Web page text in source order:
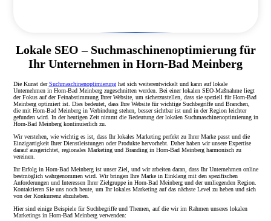
Lokale SEO – Suchmaschinenoptimierung für
Ihr Unternehmen in Horn-Bad Meinberg
Die Kunst derSuchmaschinenoptimierunghat sich weiterentwickelt und kann auf lokale
Unternehmen in Horn-Bad Meinberg zugeschnitten werden. Bei einer lokalen SEO-Maßnahme liegt
der Fokus auf der Feinabstimmung Ihrer Website, um sicherzustellen, dass sie speziell für Horn-Bad
Meinberg optimiert ist. Dies bedeutet, dass Ihre Website für wichtige Suchbegriffe und Branchen,
die mit Horn-Bad Meinberg in Verbindung stehen, besser sichtbar ist und in der Region leichter
gefunden wird. In der heutigen Zeit nimmt die Bedeutung der lokalen Suchmaschinenoptimierung in
Horn-Bad Meinberg kontinuierlich zu.
Wir verstehen, wie wichtig es ist, dass Ihr lokales Marketing perfekt zu Ihrer Marke passt und die
Einzigartigkeit Ihrer Dienstleistungen oder Produkte hervorhebt. Daher haben wir unsere Expertise
darauf ausgerichtet, regionales Marketing und Branding in Horn-Bad Meinberg harmonisch zu
vereinen.
Ihr Erfolg in Horn-Bad Meinberg ist unser Ziel, und wir arbeiten daran, dass Ihr Unternehmen online
bestmöglich wahrgenommen wird. Wir bringen Ihre Marke in Einklang mit den spezifischen
Anforderungen und Interessen Ihrer Zielgruppe in Horn-Bad Meinberg und der umliegenden Region.
Kontaktieren Sie uns noch heute, um Ihr lokales Marketing auf das nächste Level zu heben und sich
von der Konkurrenz abzuheben.
Hier sind einige Beispiele für Suchbegriffe und Themen, auf die wir im Rahmen unseres lokalen
Marketings in Horn-Bad Meinberg verwenden: